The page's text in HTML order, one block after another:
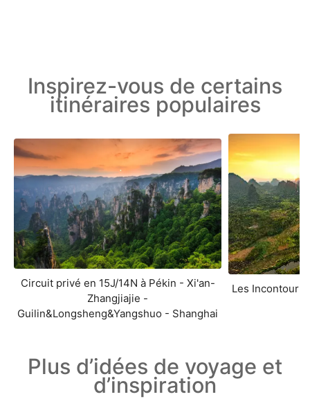
Inspirez-vous de certains
itinéraires populaires
Circuit privé en 15J/14N à Pékin - Xi'an-
Zhangjiajie -
Guilin&Longsheng&Yangshuo - Shanghai
Les
Plus d’idées de voyage et
d’inspiration